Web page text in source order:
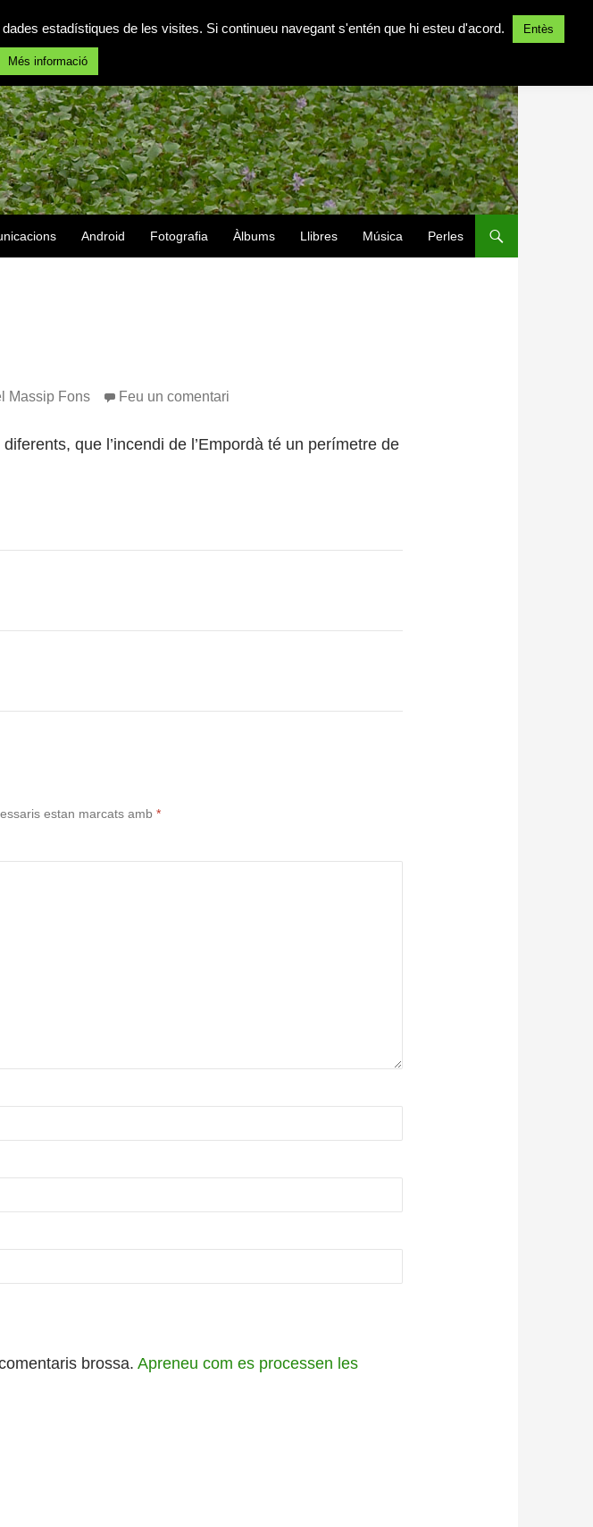
Android Fotografia Àlbums Llibres Música Perles
Massip Fons Feu un comentari
que l’incendi de l’Empordà té un perímetre de
estan marcats amb *
brossa. Apreneu com es processen les
estadístiques de les visites. Si continueu navegant s'entén que hi esteu d'acord. Entès
Més informació